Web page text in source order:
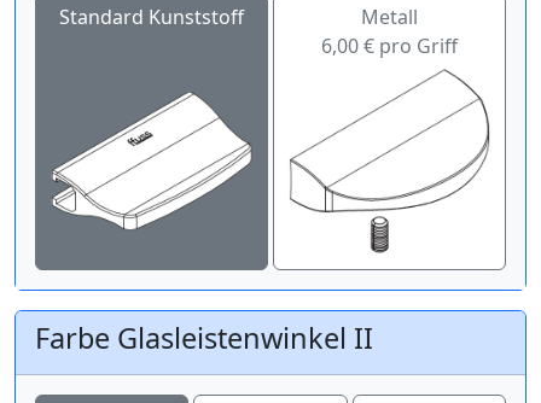
Standard Kunststoff
Metall
6,00 € pro Griff
Farbe Glasleistenwinkel II